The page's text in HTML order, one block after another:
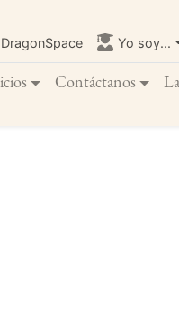
DragonSpace Yo soy...
Contáctanos